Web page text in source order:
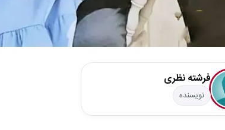
فرشته نظری
نویسنده